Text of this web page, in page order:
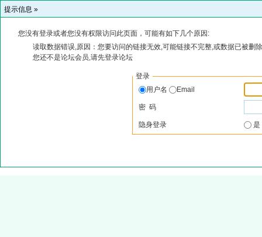
提示信息 »
您没有登录或者您没有权限访问此页面，可能有如下几个原因:
读取数据错误,原因：您要访问的链接无效,可能链接不完整,或数据已被删
您还不是论坛会员,请先登录论坛
登录
用户名
Email
密 码
隐身登录